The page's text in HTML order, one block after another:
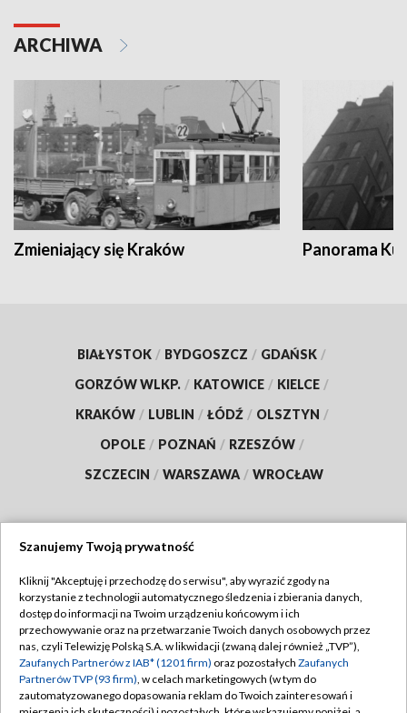
ARCHIWA
Zmieniający się Kraków Panorama
BIAŁYSTOK / BYDGOSZCZ / GDAŃSK /
GORZÓW WLKP. / KATOWICE / KIELCE /
KRAKÓW / LUBLIN / ŁÓDŹ / OLSZTYN /
OPOLE / POZNAŃ / RZESZÓW /
SZCZECIN / WARSZAWA / WROCŁAW
TVP
Abonament TVP
Emisja w TVP
Centrum informacji TVP
Regulamin TVP
Polityka prywatności
Moje zgody
Szanujemy Twoją prywatność
Kliknij "Akceptuję i przechodzę do serwisu", aby wyrazić zgody na
korzystanie z technologii automatycznego śledzenia i zbierania danych,
dostęp do informacji na Twoim urządzeniu końcowym i ich
przechowywanie oraz na przetwarzanie Twoich danych osobowych przez
nas, czyli Telewizję Polską S.A. w likwidacji (zwaną dalej również „TVP”),
Zaufanych Partnerów z IAB* (1201 firm) oraz pozostałych Zaufanych
Partnerów TVP (93 firm), w celach marketingowych (w tym do
zautomatyzowanego dopasowania reklam do Twoich zainteresowań i